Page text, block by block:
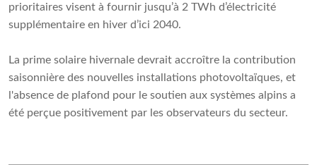
prioritaires visent à fournir jusqu’à 2 TWh d’électricité
supplémentaire en hiver d’ici 2040.
La prime solaire hivernale devrait accroître la contribution
saisonnière des nouvelles installations photovoltaïques, et
l'absence de plafond pour le soutien aux systèmes alpins a
été perçue positivement par les observateurs du secteur.